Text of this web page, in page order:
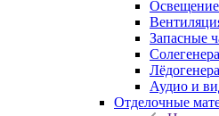
Освещение
Запасные
Аудио и
Отделочные